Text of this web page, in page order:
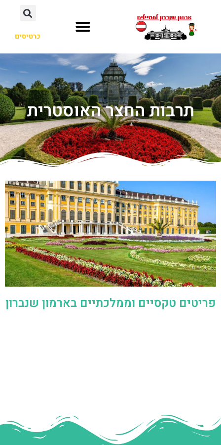
כרטיסים
תרבות החצר האוסטרית
פריטים טקסיים וממלכתיים בארמון שנברון